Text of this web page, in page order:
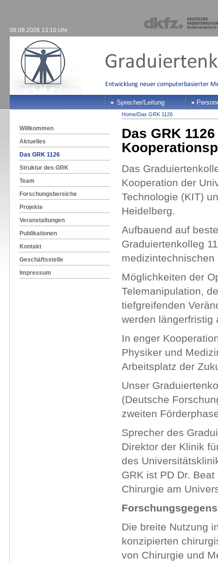
06.08.2026 13:10 Uhr
Sprecher/Leitung
Willkommen
Aktuelles
Das GRK 1126
Struktur des GRK
Team
Forschungsbereiche
Projekte
Veranstaltungen
Publikationen
Kontakt
Geschäftsstelle
Impressum
Home/Das GRK 1126
Das GRK
Das
Kooperation der
Technologie (KIT)
Heidelberg.
Aufbauend auf
Graduiertenkolleg
Möglichkeiten der
Telemanipulation,
tiefgreifenden
werden längerfristig
In enger
Physiker und
Arbeitsplatz der
Unser
(Deutsche
zweiten
Sprecher des
Direktor der Klinik
des
GRK ist PD Dr.
Chirurgie am
Die breite Nutzung
konzipierten
von Chirurgie und